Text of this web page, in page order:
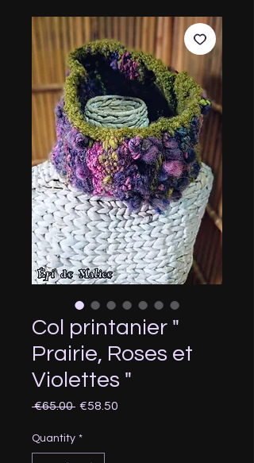
Col printanier "
Prairie, Roses et
Violettes "
€65.00 Regular
€58.50
Quantity *